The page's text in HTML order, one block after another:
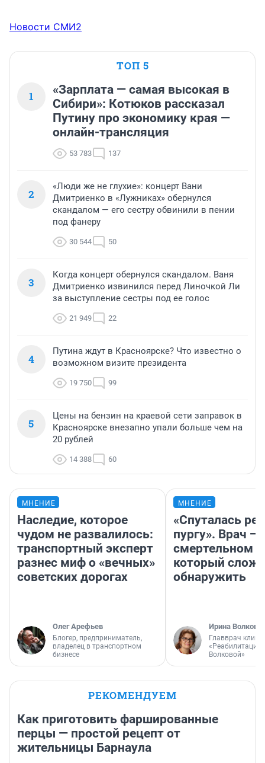
Новости СМИ2
ТОП 5
1
«Зарплата — самая высокая в
Сибири»: Котюков рассказал
Путину про экономику края —
онлайн-трансляция
53 783 137
2
«Люди же не глухие»: концерт Вани
Дмитриенко в «Лужниках» обернулся
скандалом — его сестру обвинили в пении
под фанеру
30 544 50
3
Когда концерт обернулся скандалом. Ваня
Дмитриенко извинился перед Линочкой Ли
за выступление сестры под ее голос
21 949 22
4
Путина ждут в Красноярске? Что известно о
возможном визите президента
19 750 99
5
Цены на бензин на краевой сети заправок в
Красноярске внезапно упали больше чем на
20 рублей
14 388 60
МНЕНИЕ
Наследие, которое
чудом не развалилось:
транспортный эксперт
разнес миф о «вечных»
советских дорогах
Олег Арефьев
Блогер, предприниматель,
владелец в транспортном
бизнесе
МНЕНИЕ
«Спуталась
пургу». Врач —
смертельном
который
обнаружить
Ирина Волкова
Главврач
«Реабилитация
Волковой»
РЕКОМЕНДУЕМ
Как приготовить фаршированные
перцы — простой рецепт от
жительницы Барнаула